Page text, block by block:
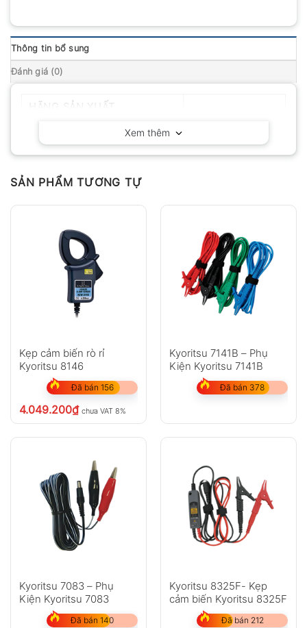
Thông tin bổ sung
Đánh giá (0)
Xem thêm
SẢN PHẨM TƯƠNG TỰ
Kẹp cảm biến rò rỉ
Kyoritsu 8146
Đã bán 156
4.049.200₫ chưa VAT 8%
Kyoritsu 7141B – Phụ
Kiện Kyoritsu 7141B
Đã bán 378
Kyoritsu 7083 – Phụ
Kiện Kyoritsu 7083
Đã bán 140
Kyoritsu 8325F- Kẹp
cảm biến Kyoritsu 8325F
Đã bán 212